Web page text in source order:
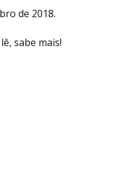
de 2018.
sabe mais!